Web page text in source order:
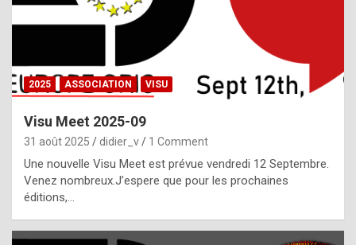
,
g
h
t
f
2025 ASSOCIATION VISU
Visu Meet 2025-09
31 août 2025 didier_v 1 Comment
Une nouvelle Visu Meet est prévue vendredi 12 Septembre.
Venez nombreux.J’espere que pour les prochaines
éditions,…